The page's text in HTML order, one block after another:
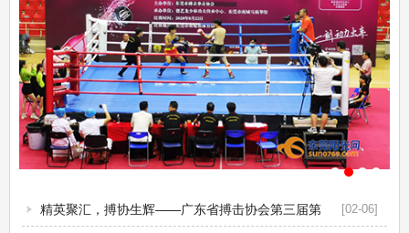
[02-06]
精英聚汇，搏协生辉——广东省搏击协会第三届第